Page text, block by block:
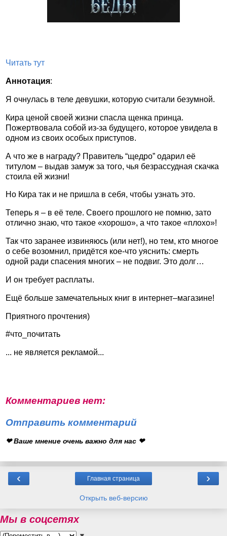
Читать тут
Аннотация:
Я очнулась в теле девушки, которую считали безумной.
Кира ценой своей жизни спасла щенка принца.
Пожертвовала собой из-за будущего, которое увидела в
одном из своих особых приступов.
А что же в награду? Правитель “щедро” одарил её
титулом – выдав замуж за того, чья безрассудная скачка
стоила ей жизни!
Но Кира так и не пришла в себя, чтобы узнать это.
Теперь я – в её теле. Своего прошлого не помню, зато
отлично знаю, что такое «хорошо», а что такое «плохо»!
Так что заранее извиняюсь (или нет!), но тем, кто многое
о себе возомнил, придётся кое-что уяснить: смерть
одной ради спасения многих – не подвиг. Это долг…
И он требует расплаты.
Ещё больше замечательных книг в интернет–магазине!
Приятного прочтения)
#что_почитать
... не является рекламой...
Комментариев нет:
Отправить комментарий
❤ Ваше мнение очень важно для нас ❤
‹ ›
Главная страница
Открыть веб-версию
Мы в соцсетях